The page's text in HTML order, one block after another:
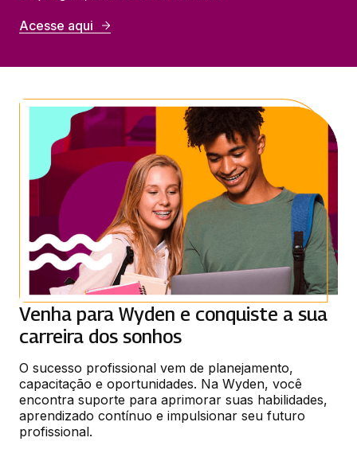
Acesse aqui
Venha para Wyden e conquiste a sua
carreira dos sonhos
O sucesso profissional vem de planejamento,
capacitação e oportunidades. Na Wyden, você
encontra suporte para aprimorar suas habilidades,
aprendizado contínuo e impulsionar seu futuro
profissional.